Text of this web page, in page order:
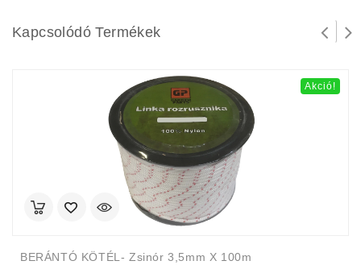
Kapcsolódó Termékek
Akció!
BERÁNTÓ KÖTÉL- Zsinór 3,5mm X 100m